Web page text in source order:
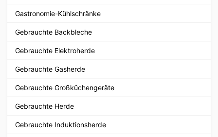
Gastronomie-Kühlschränke
Gebrauchte Backbleche
Gebrauchte Elektroherde
Gebrauchte Gasherde
Gebrauchte Großküchengeräte
Gebrauchte Herde
Gebrauchte Induktionsherde